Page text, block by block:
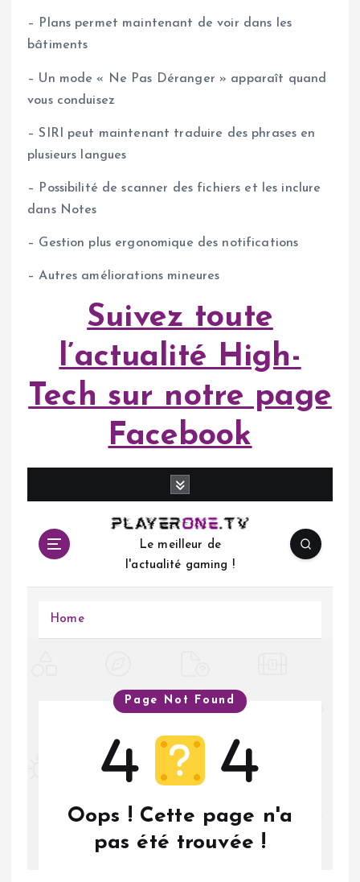
– Plans permet maintenant de voir dans les
bâtiments
– Un mode « Ne Pas Déranger » apparaît quand
vous conduisez
– SIRI peut maintenant traduire des phrases en
plusieurs langues
– Possibilité de scanner des fichiers et les inclure
dans Notes
– Gestion plus ergonomique des notifications
– Autres améliorations mineures
Suivez toute
l’actualité High-
Tech sur notre page
Facebook